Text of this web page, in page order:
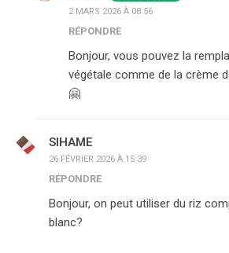
2 MARS 2026 À 08:56
RÉPONDRE
Bonjour, vous pouvez la
végétale comme de la crème
🤗
SIHAME
26 FÉVRIER 2026 À 15:39
RÉPONDRE
Bonjour, on peut utiliser du riz
blanc?